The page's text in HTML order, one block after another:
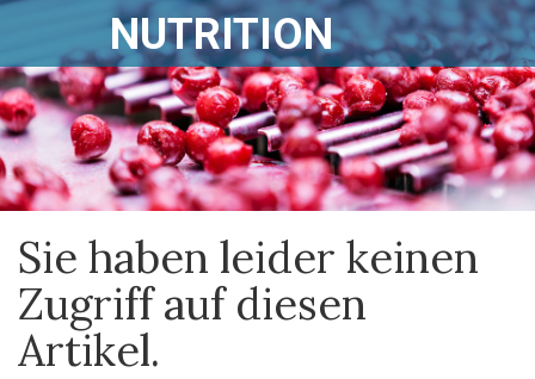
NUTRITION
Sie haben leider keinen
Zugriff auf diesen
Artikel.